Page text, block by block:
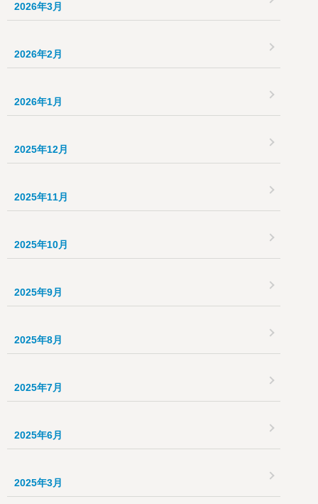
2026年3月
2026年2月
2026年1月
2025年12月
2025年11月
2025年10月
2025年9月
2025年8月
2025年7月
2025年6月
2025年3月